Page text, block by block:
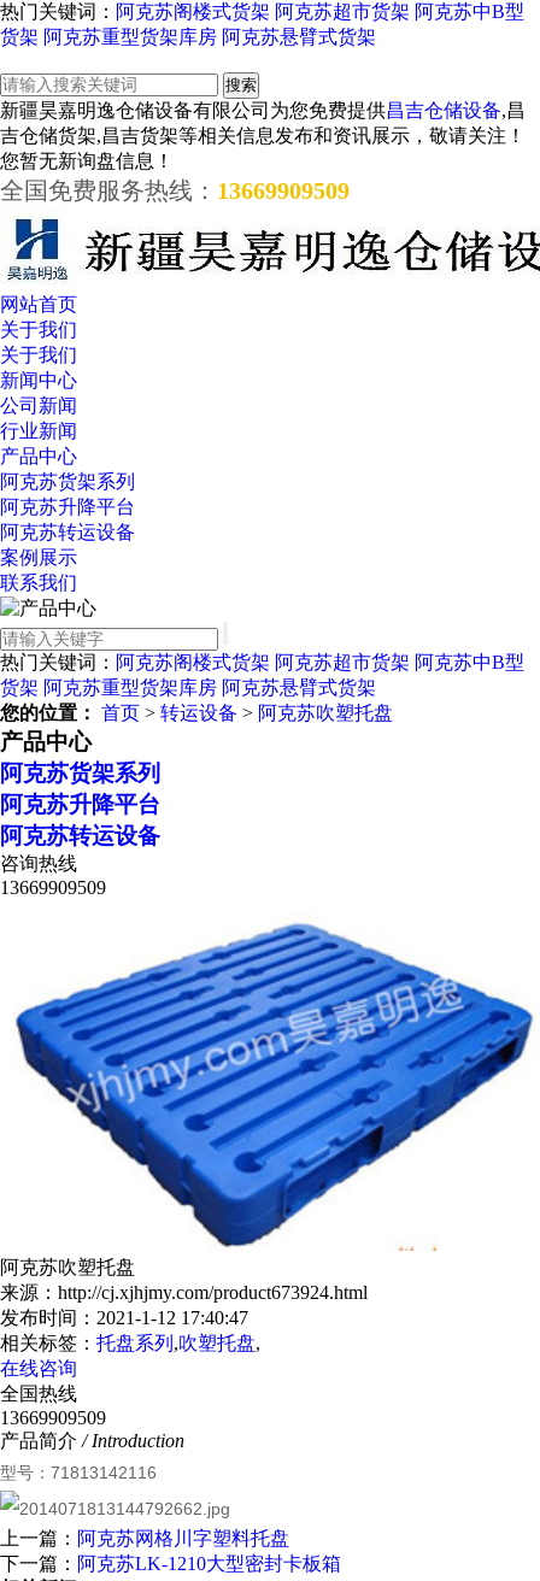
热门关键词： 阿克苏阁楼式货架 阿克苏超市货架 阿克苏中B型
货架 阿克苏重型货架库房 阿克苏悬臂式货架
新疆昊嘉明逸仓储设备有限公司为您免费提供昌吉仓储设备,昌
吉仓储货架,昌吉货架等相关信息发布和资讯展示，敬请关注！
您暂无新询盘信息！
全国免费服务热线： 13669909509
网站首页
关于我们
关于我们
新闻中心
公司新闻
行业新闻
产品中心
阿克苏货架系列
阿克苏升降平台
阿克苏转运设备
案例展示
联系我们
热门关键词： 阿克苏阁楼式货架 阿克苏超市货架 阿克苏中B型
货架 阿克苏重型货架库房 阿克苏悬臂式货架
您的位置： 首页 > 转运设备 > 阿克苏吹塑托盘
产品中心
阿克苏货架系列
阿克苏升降平台
阿克苏转运设备
咨询热线
13669909509
阿克苏吹塑托盘
来源：http://cj.xjhjmy.com/product673924.html
发布时间：2021-1-12 17:40:47
相关标签： 托盘系列 ,吹塑托盘,
在线咨询
全国热线
13669909509
产品简介 / Introduction
型号：71813142116
上一篇： 阿克苏网格川字塑料托盘
下一篇： 阿克苏LK-1210大型密封卡板箱